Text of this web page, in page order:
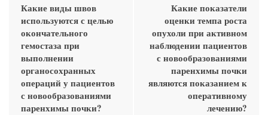
Какие виды швов
используются с целью
окончательного
гемостаза при
выполнении
органосохранных
операций у пациентов
с новообразованиями
паренхимы почки?
Какие показатели
оценки темпа роста
опухоли при активном
наблюдении пациентов
с новообразованиями
паренхимы почки
являются показанием к
оперативному
лечению?